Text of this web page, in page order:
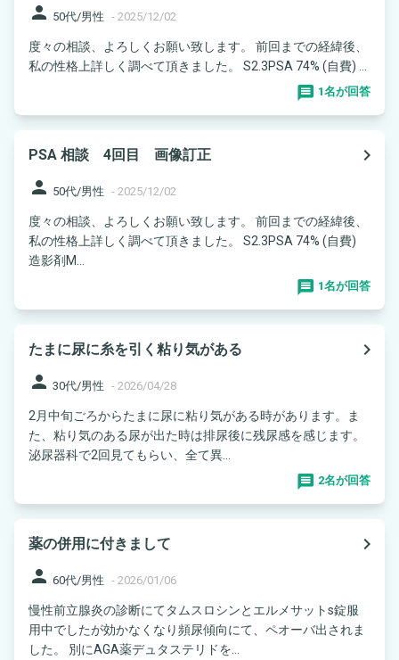
person 50代/男性 - 2025/12/02
度々の相談、よろしくお願い致します。 前回までの経緯後、
私の性格上詳しく調べて頂きました。 S2.3PSA 74% (自費) ...
1名が回答
PSA 相談 4回目 画像訂正
navigate_next
person 50代/男性 - 2025/12/02
度々の相談、よろしくお願い致します。 前回までの経緯後、
私の性格上詳しく調べて頂きました。 S2.3PSA 74% (自費)
造影剤M...
1名が回答
たまに尿に糸を引く粘り気がある
navigate_next
person 30代/男性 - 2026/04/28
2月中旬ごろからたまに尿に粘り気がある時があります。ま
た、粘り気のある尿が出た時は排尿後に残尿感を感じます。
泌尿器科で2回見てもらい、全て異...
2名が回答
薬の併用に付きまして
navigate_next
person 60代/男性 - 2026/01/06
慢性前立腺炎の診断にてタムスロシンとエルメサットs錠服
用中でしたが効かなくなり頻尿傾向にて、ペオーバ出されま
した。 別にAGA薬デュタステリドを...